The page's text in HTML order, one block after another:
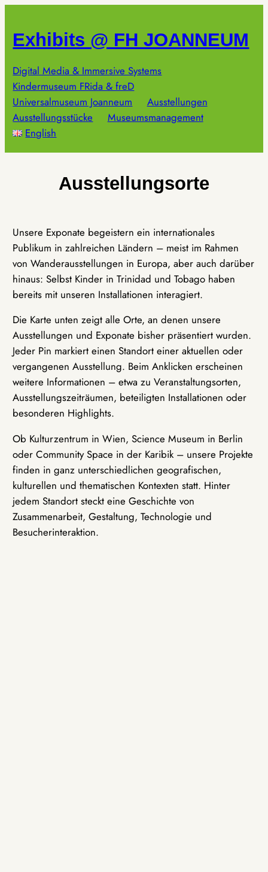
springen
Exhibits @ FH JOANNEUM
Digital Media & Immersive Systems
Kindermuseum FRida & freD
Universalmuseum Joanneum
Ausstellungen
Ausstellungsstücke
Museumsmanagement
English
Ausstellungsorte
Unsere Exponate begeistern ein internationales
Publikum in zahlreichen Ländern – meist im Rahmen
von Wanderausstellungen in Europa, aber auch darüber
hinaus: Selbst Kinder in Trinidad und Tobago haben
bereits mit unseren Installationen interagiert.
Die Karte unten zeigt alle Orte, an denen unsere
Ausstellungen und Exponate bisher präsentiert wurden.
Jeder Pin markiert einen Standort einer aktuellen oder
vergangenen Ausstellung. Beim Anklicken erscheinen
weitere Informationen – etwa zu Veranstaltungsorten,
Ausstellungszeiträumen, beteiligten Installationen oder
besonderen Highlights.
Ob Kulturzentrum in Wien, Science Museum in Berlin
oder Community Space in der Karibik – unsere Projekte
finden in ganz unterschiedlichen geografischen,
kulturellen und thematischen Kontexten statt. Hinter
jedem Standort steckt eine Geschichte von
Zusammenarbeit, Gestaltung, Technologie und
Besucherinteraktion.